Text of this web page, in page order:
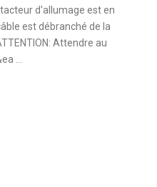
d'allumage est en
est débranché de la
Attendre au
...